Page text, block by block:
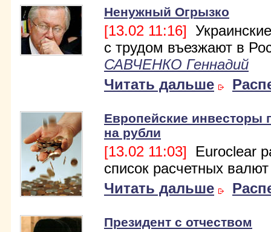
Ненужный Огрызко
[13.02 11:16]
с трудом въезжают в
САВЧЕНКО Геннадий
Читать дальше
Европейские инвесторы
на рубли
[13.02 11:03] Euroclear
список расчетных валют
Читать дальше
Президент с отчеством